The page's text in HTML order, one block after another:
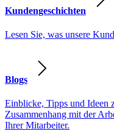
Kundengeschichten
Lesen Sie, was unsere
Blogs
Einblicke, Tipps und Ideen
Zusammenhang mit der
Ihrer Mitarbeiter.